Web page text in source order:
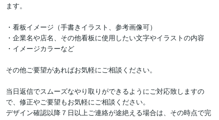
ます。
・看板イメージ（手書きイラスト、参考画像可）
・企業名や店名、その他看板に使用したい文字やイラストの内容
・イメージカラーなど
その他ご要望があればお気軽にご相談ください。
当日返信でスムーズなやり取りができるようにご対応致しますの
で、修正やご要望もお気軽にご相談ください。
デザイン確認以降７日以上ご連絡が途絶える場合は、その時点で完